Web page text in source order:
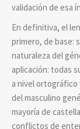
validación de esa
En definitiva, el
primero, de base:
naturaleza del
aplicación: todas
a nivel ortográfico
del masculino
mayoría de
conflictos de